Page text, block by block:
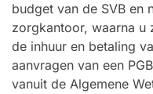
budget van de SVB en
zorgkantoor, waarna
de inhuur en betaling
aanvragen van een
vanuit de Algemene